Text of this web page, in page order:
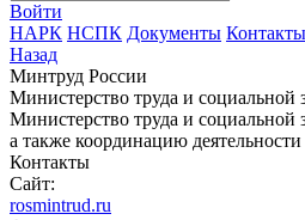
Войти
НАРК НСПК Документы Контакты
Назад
Минтруд России
Министерство труда и
Министерство труда и социальной
а также координацию
Контакты
Сайт:
rosmintrud.ru